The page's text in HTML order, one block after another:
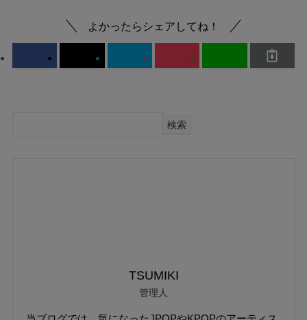
よかったらシェアしてね！
検索
TSUMIKI
管理人